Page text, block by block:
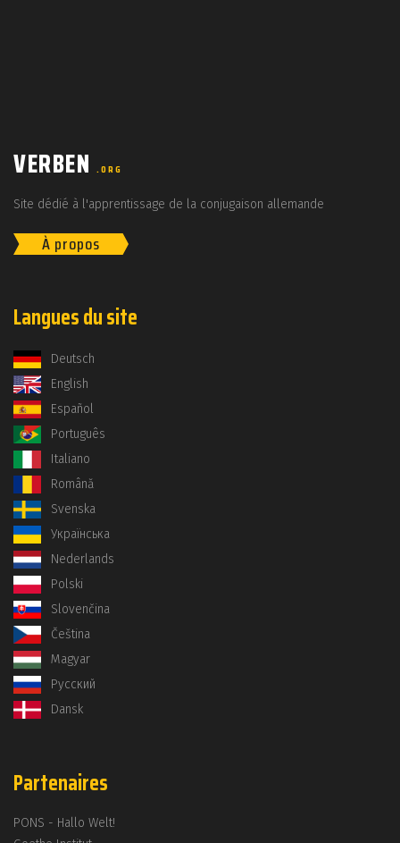
VERBEN .ORG
Site dédié à l'apprentissage de la conjugaison allemande
À propos
Langues du site
Deutsch
English
Español
Português
Italiano
Română
Svenska
Українська
Nederlands
Polski
Slovenčina
Čeština
Magyar
Русский
Dansk
Partenaires
PONS - Hallo Welt!